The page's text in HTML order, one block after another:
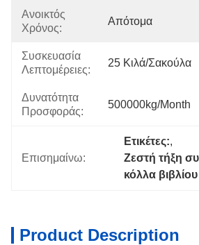
Ανοικτός
Χρόνος:
Απότομα
Συσκευασία
Λεπτομέρειες:
25 Κιλά/σακούλα
Δυνατότητα
Προσφοράς:
500000kg/month
Επισημαίνω:
Ετικέτες:,
Ζεστή τήξη
κόλλα βιβλίου
Product Description